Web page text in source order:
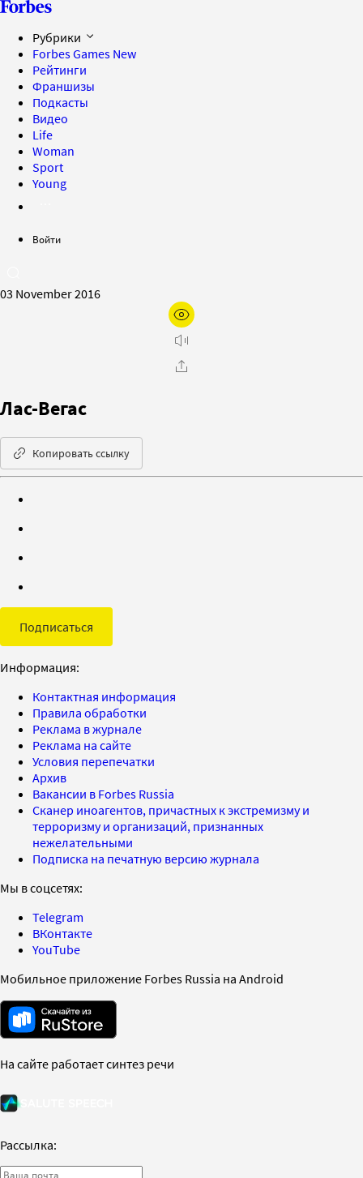
Рубрики
Forbes Games New
Рейтинги
Франшизы
Подкасты
Видео
Life
Woman
Sport
Young
Войти
03 November 2016
Лас-Вегас
Копировать ссылку
Подписаться
Информация:
Контактная информация
Правила обработки
Реклама в журнале
Реклама на сайте
Условия перепечатки
Архив
Вакансии в Forbes Russia
Сканер иноагентов, причастных к экстремизму и
терроризму и организаций, признанных
нежелательными
Подписка на печатную версию журнала
Мы в соцсетях:
Telegram
ВКонтакте
YouTube
Мобильное приложение Forbes Russia на Android
На сайте работает синтез речи
Рассылка: